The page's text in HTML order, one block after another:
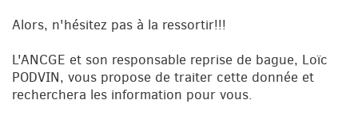
Alors, n'hésitez pas à la ressortir!!!
L'ANCGE et son responsable reprise de bague, Loïc
PODVIN, vous propose de traiter cette donnée et
recherchera les information pour vous.